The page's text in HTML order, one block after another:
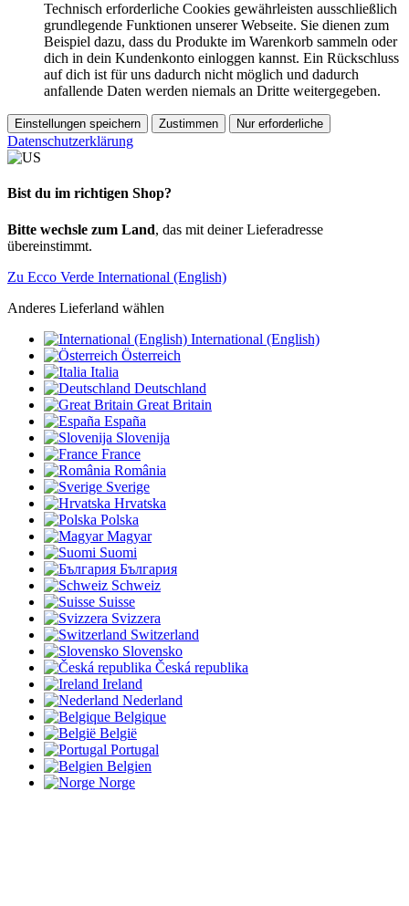
Technisch erforderliche Cookies gewährleisten ausschließlich
grundlegende Funktionen unserer Webseite. Sie dienen zum
Beispiel dazu, dass du Produkte im Warenkorb sammeln oder
dich in dein Kundenkonto einloggen kannst. Ein Rückschluss
auf dich ist für uns dadurch nicht möglich und dadurch
anfallende Daten werden niemals an Dritte weitergegeben.
Einstellungen speichern Zustimmen Nur erforderliche
Datenschutzerklärung
Bist du im richtigen Shop?
Bitte wechsle zum Land, das mit deiner Lieferadresse
übereinstimmt.
Zu Ecco Verde International (English)
Anderes Lieferland wählen
International (English)
Österreich
Italia
Deutschland
Great Britain
España
Slovenija
France
România
Sverige
Hrvatska
Polska
Magyar
Suomi
България
Schweiz
Suisse
Svizzera
Switzerland
Slovensko
Česká republika
Ireland
Nederland
Belgique
België
Portugal
Belgien
Norge